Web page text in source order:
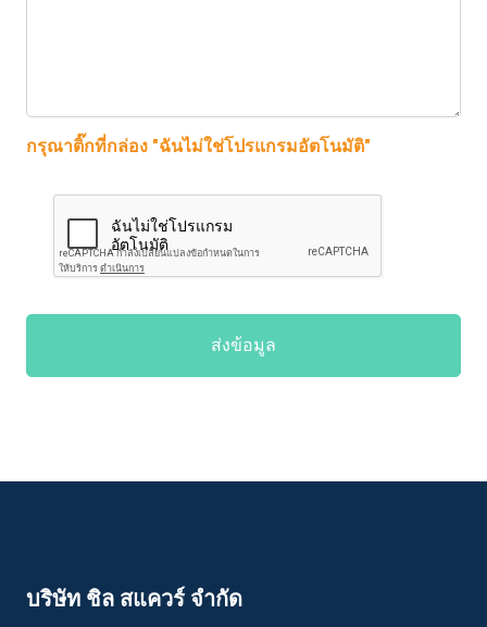
กรุณาติ๊กที่กล่อง "ฉันไม่ใช่โปรแกรมอัตโนมัติ"
ส่งข้อมูล
บริษัท ชิล สแควร์ จำกัด